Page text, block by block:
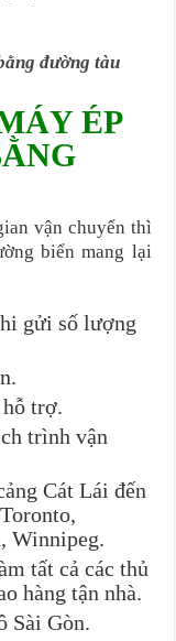
đường tàu
ÉP
vận chuyển thì
biển mang lại
gửi số lượng
trợ.
trình vận
Cát Lái đến
Winnipeg.
tất cả các thủ
hàng tận nhà.
Sài Gòn.